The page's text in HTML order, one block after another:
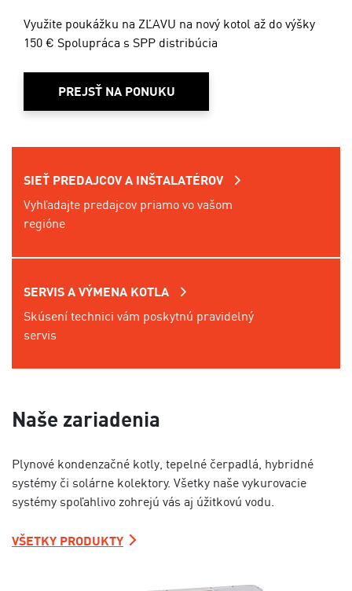
Využite poukážku na ZĽAVU na nový kotol až do výšky
150 € Spolupráca s SPP distribúcia
PREJSŤ NA PONUKU
SIEŤ PREDAJCOV A INŠTALATÉROV
Vyhľadajte predajcov priamo vo vašom
regióne
SERVIS A VÝMENA KOTLA
Skúsení technici vám poskytnú pravidelný
servis
Naše zariadenia
Plynové kondenzačné kotly, tepelné čerpadlá, hybridné
systémy či solárne kolektory. Všetky naše vykurovacie
systémy spoľahlivo zohrejú vás aj úžitkovú vodu.
VŠETKY PRODUKTY